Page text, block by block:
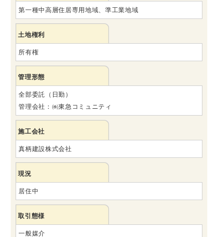
第一種中高層住居専用地域、準工業地域
土地権利
所有権
管理形態
全部委託（日勤）
管理会社：㈱東急コミュニティ
施工会社
真柄建設株式会社
現況
居住中
取引態様
一般媒介